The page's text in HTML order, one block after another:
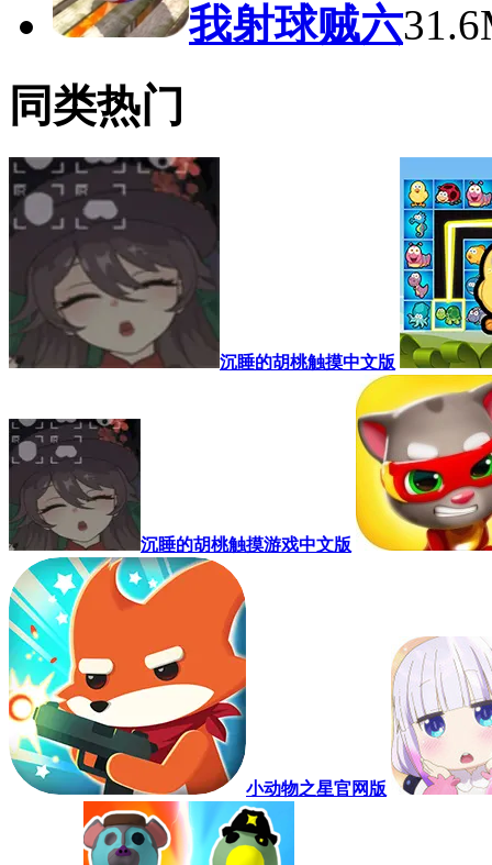
我射球贼六
同类热门
沉睡的胡桃触摸中文版
沉睡的胡桃触摸游戏中文版
小动物之星官网版